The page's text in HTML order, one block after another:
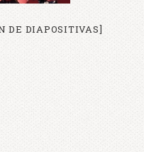
DE DIAPOSITIVAS]